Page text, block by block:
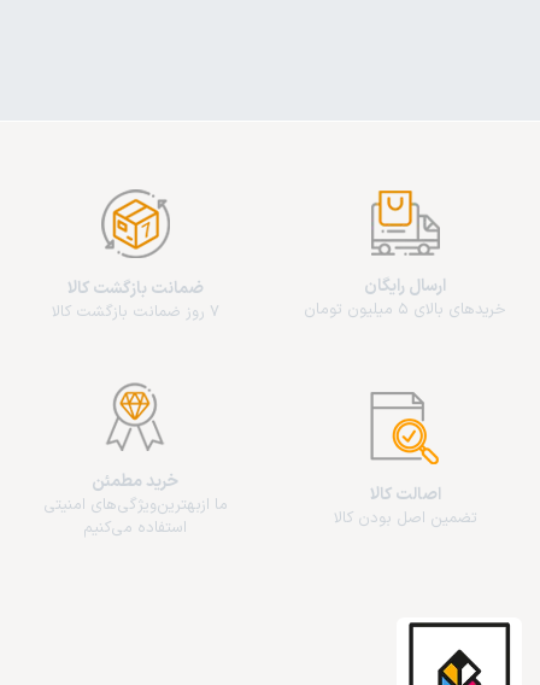
ارسال رایگان
خریدهای بالای 5 میلیون تومان
ضمانت بازگشت کالا
7 روز ضمانت بازگشت کالا
اصالت کالا
تضمین اصل بودن کالا
خرید مطمئن
ما از‌بهترین‌ویژگی‌های امنیتی
استفاده می‌کنیم